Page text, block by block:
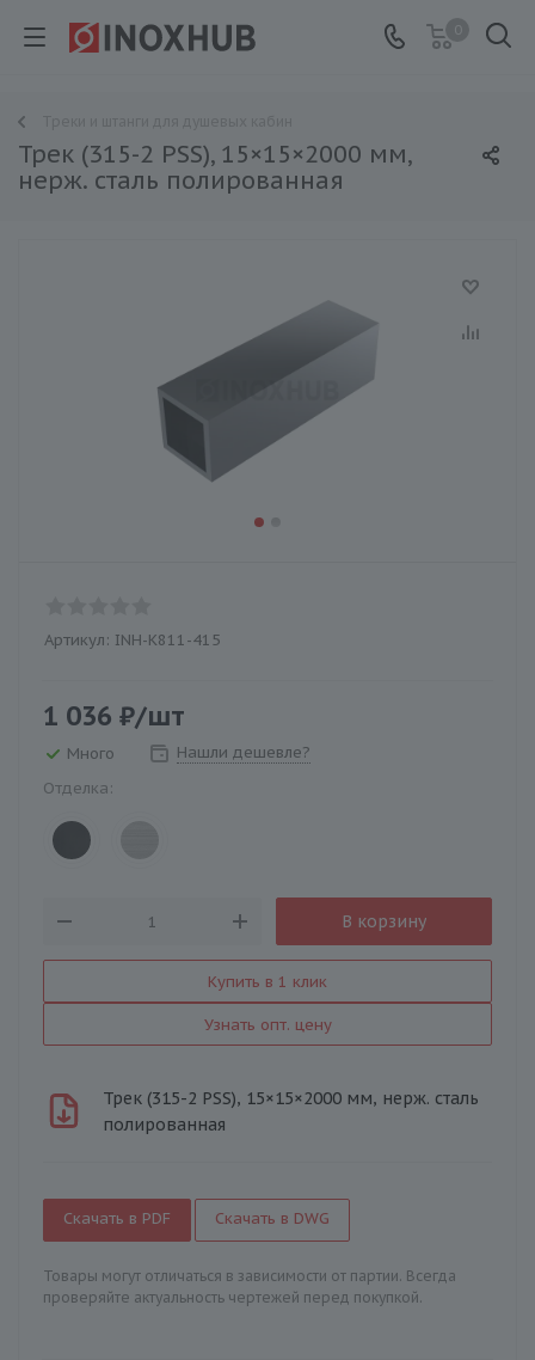
0
Трек (315-2 PSS), 15×15×2000 мм,
нерж. сталь полированная
Артикул: INH-K811-415
1 036 ₽/шт
Много
Нашли дешевле?
Отделка:
В корзину
Купить в 1 клик
Узнать опт. цену
Трек (315-2 PSS), 15×15×2000 мм, нерж. сталь
полированная
Скачать в PDF Скачать в DWG
Товары могут отличаться в зависимости от партии. Всегда
проверяйте актуальность чертежей перед покупкой.